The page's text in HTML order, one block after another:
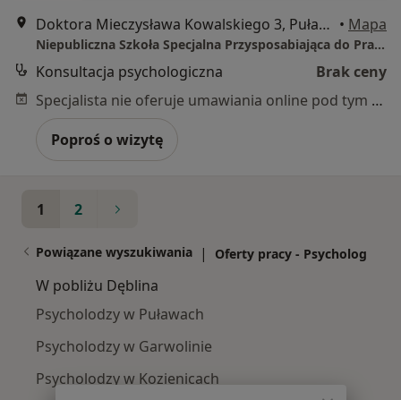
Doktora Mieczysława Kowalskiego 3, Puławy • Mapa
Niepubliczna Szkoła Specjalna Przysposabiająca do Pracy w Puławach
Konsultacja psychologiczna
Brak ceny
Specjalista nie oferuje umawiania online pod tym adresem.
Poproś o wizytę
1 2
Powiązane wyszukiwania | Oferty pracy - Psycholog
W pobliżu Dęblina
Psycholodzy w Puławach
Psycholodzy w Garwolinie
Psycholodzy w Kozienicach